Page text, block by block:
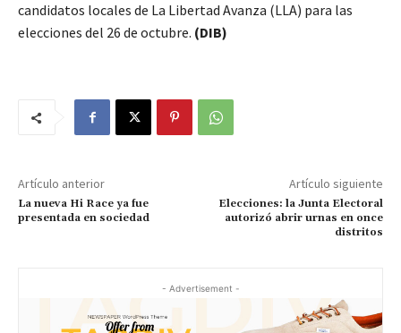
candidatos locales de La Libertad Avanza (LLA) para las
elecciones del 26 de octubre. (DIB)
Artículo anterior
La nueva Hi Race ya fue
presentada en sociedad
Artículo siguiente
Elecciones: la Junta Electoral
autorizó abrir urnas en once
distritos
- Advertisement -